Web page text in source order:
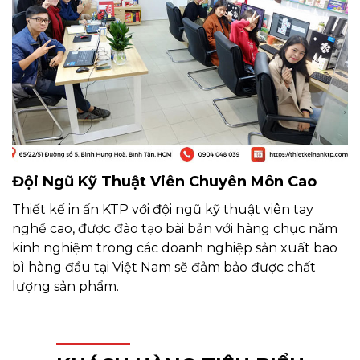
các loại giấy mỏng. Dưới đây là một số loại giấy in mà
Khang Thịnh Phát có thể gợi ý cho bạn:
Giấy Fort 60Gsm
Giấy Fort 70Gsm
Giấy Fort 100Gsm
Giấy Fort 120Gsm
Đội Ngũ Kỹ Thuật Viên Chuyên Môn Cao
Thiết kế in ấn KTP với đội ngũ kỹ thuật viên tay
nghề cao, được đào tạo bài bản với hàng chục năm
kinh nghiệm trong các doanh nghiệp sản xuất bao
bì hàng đầu tại Việt Nam sẽ đảm bảo được chất
lượng sản phẩm.